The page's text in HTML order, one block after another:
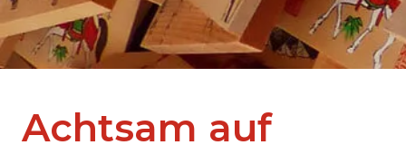
Achtsam auf